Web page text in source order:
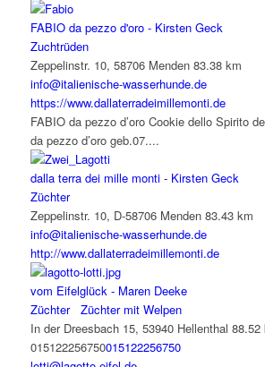
FABIO da pezzo d'oro - Kirsten Geck
Zuchtrüden
Zeppelinstr. 10, 58706 Menden 83.38 km
info@italienische-wasserhunde.de
https://www.dallaterradeimillemonti.de
FABIO da pezzo d’oro Cookie dello Spirito
da pezzo d’oro geb.07....
dalla terra dei mille monti - Kirsten Geck
Züchter
Zeppelinstr. 10, D-58706 Menden 83.43 km
info@italienische-wasserhunde.de
http://www.dallaterradeimillemonti.de
vom Eifelglück - Maren Deeke
Züchter
Züchter mit Welpen
In der Dreesbach 15, 53940 Hellenthal 88.52
015122256750015122256750